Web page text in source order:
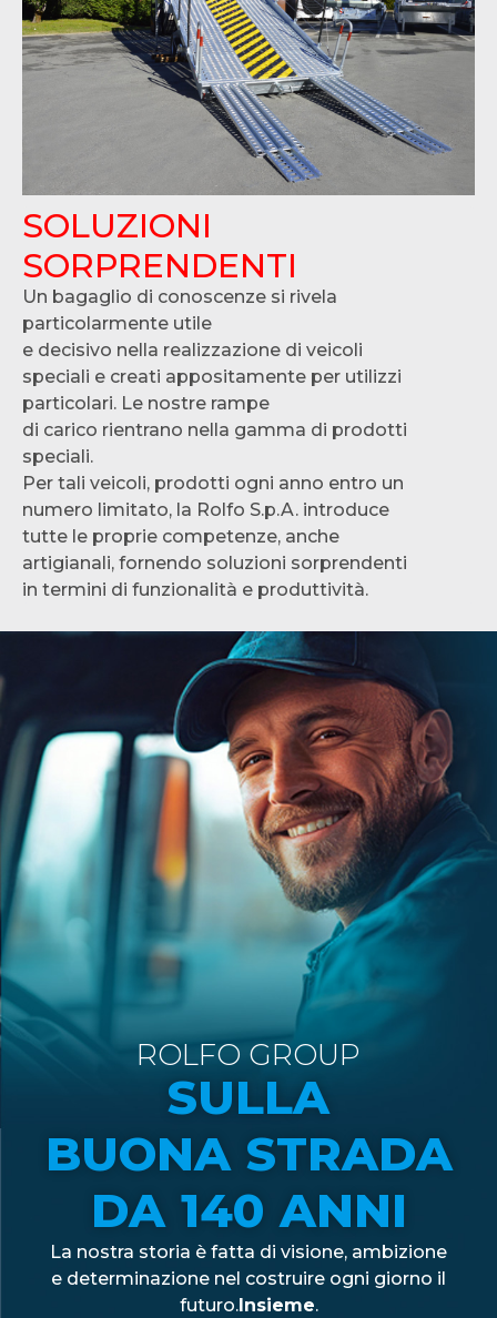
SOLUZIONI
SORPRENDENTI
Un bagaglio di conoscenze si rivela
particolarmente utile
e decisivo nella realizzazione di veicoli
speciali e creati appositamente per utilizzi
particolari. Le nostre rampe
di carico rientrano nella gamma di prodotti
speciali.
Per tali veicoli, prodotti ogni anno entro un
numero limitato, la Rolfo S.p.A. introduce
tutte le proprie competenze, anche
artigianali, fornendo soluzioni sorprendenti
in termini di funzionalità e produttività.
ROLFO GROUP
SULLA
BUONA STRADA
DA 140 ANNI
La nostra storia è fatta di visione, ambizione
e determinazione nel costruire ogni giorno il
futuro.Insieme.